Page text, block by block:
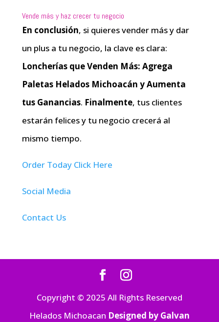
Vende más y haz crecer tu negocio
En conclusión, si quieres vender más y dar
un plus a tu negocio, la clave es clara:
Loncherías que Venden Más: Agrega
Paletas Helados Michoacán y Aumenta
tus Ganancias. Finalmente, tus clientes
estarán felices y tu negocio crecerá al
mismo tiempo.
Order Today Click Here
Social Media
Contact Us
Copyright © 2025 All Rights Reserved
Helados Michoacan Designed by Galvan